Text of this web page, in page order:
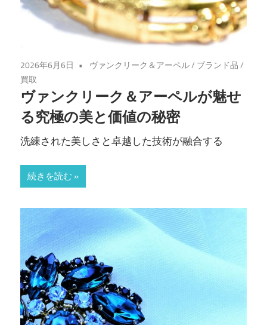
2026年6月6日 ヴァンクリーク＆アーペル/ ブランド品/
買取
ヴァンクリーク＆アーペルが魅せ
る究極の美と価値の秘密
洗練された美しさと卓越した技術が融合する
続きを読む